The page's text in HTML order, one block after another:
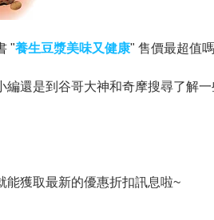
"養生豆漿美味又健康" 售價最超值
編還是到谷哥大神和奇摩搜尋了解
能獲取最新的優惠折扣訊息啦~